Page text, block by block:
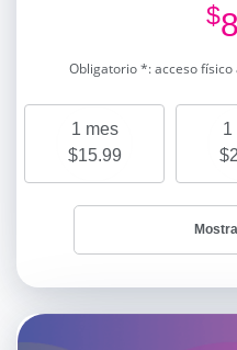
$
Obligatorio *: acceso
1 mes
$15.99
1